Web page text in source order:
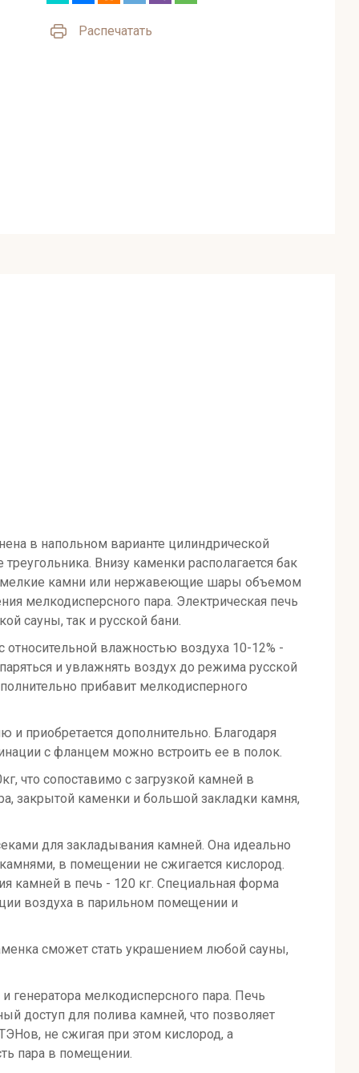
Распечатать
в напольном варианте цилиндрической
Внизу каменки располагается бак
мелкие камни или нержавеющие шары объемом
мелкодисперсного пара. Электрическая печь
сауны, так и русской бани.
относительной влажностью воздуха 10-12% -
и увлажнять воздух до режима русской
прибавит мелкодисперного
приобретается дополнительно. Благодаря
с фланцем можно встроить ее в полок.
что сопоставимо с загрузкой камней в
закрытой каменки и большой закладки камня,
для закладывания камней. Она идеально
в помещении не сжигается кислород.
камней в печь - 120 кг. Специальная форма
воздуха в парильном помещении и
сможет стать украшением любой сауны,
генератора мелкодисперсного пара. Печь
доступ для полива камней, что позволяет
не сжигая при этом кислород, а
пара в помещении.